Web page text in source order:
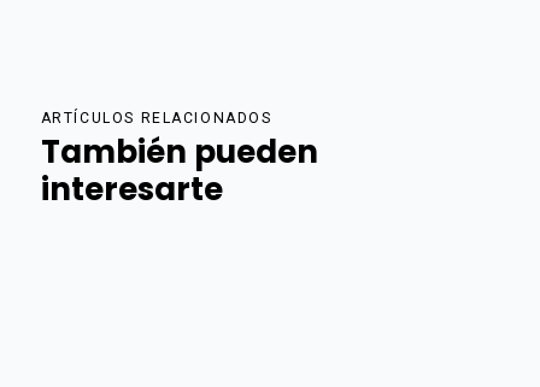
ARTÍCULOS RELACIONADOS
También pueden
interesarte